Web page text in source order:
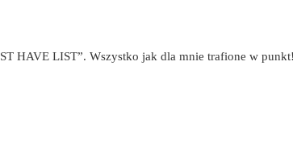
HAVE LIST”. Wszystko jak dla mnie trafione w punkt!